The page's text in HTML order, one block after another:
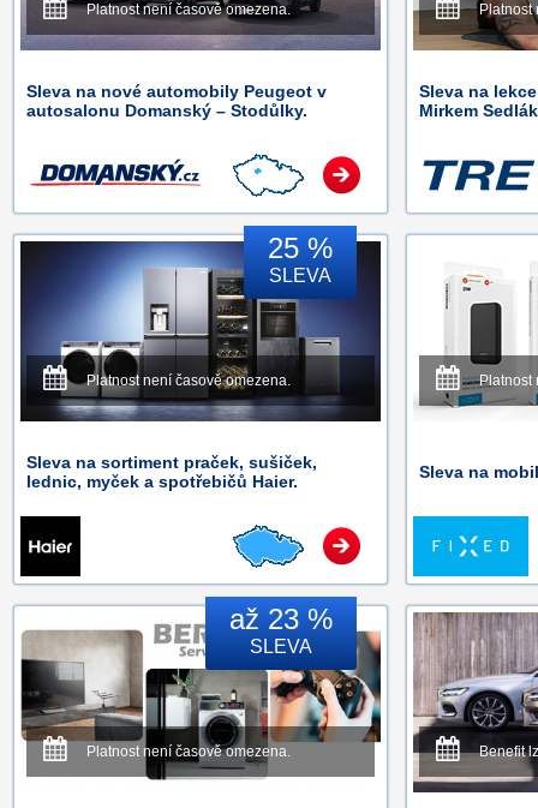
Platnost není časově omezena.
Sleva na nové automobily Peugeot v
autosalonu Domanský – Stodůlky.
Platnost
Sleva na
Mirkem
25 %
SLEVA
Platnost není časově omezena.
Sleva na sortiment praček, sušiček,
lednic, myček a spotřebičů Haier.
Platnost
Sleva na
až 23 %
SLEVA
Platnost není časově omezena. Benefit